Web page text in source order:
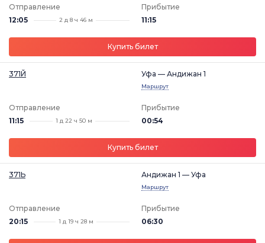
Отправление
12:05
2 д 8 ч 46 м
Прибытие
11:15
Купить билет
371Й Уфа — Андижан 1
Маршрут
Отправление
11:15
1 д 22 ч 50 м
Прибытие
00:54
Купить билет
371Ь Андижан 1 — Уфа
Маршрут
Отправление
20:15
1 д 19 ч 28 м
Прибытие
06:30